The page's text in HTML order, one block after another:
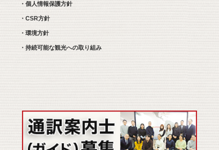
・個人情報保護方針
・CSR方針
・環境方針
・持続可能な観光への取り組み